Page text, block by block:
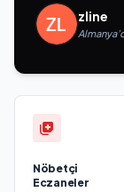
zline
Nöbetçi
Eczaneler